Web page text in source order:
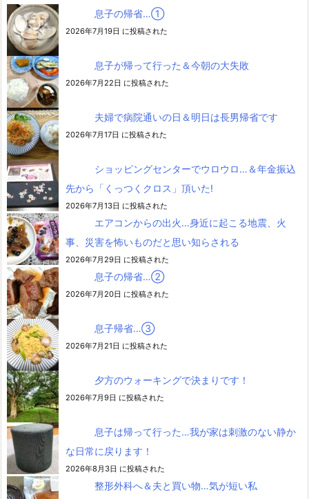
息子の帰省…➀
2026年7月19日 に投稿された
息子が帰って行った＆今朝の大失敗
2026年7月22日 に投稿された
夫婦で病院通いの日＆明日は長男帰省です
2026年7月17日 に投稿された
ショッピングセンターでウロウロ…＆年金振込
先から「くっつくクロス」頂いた!
2026年7月13日 に投稿された
エアコンからの出火…身近に起こる地震、火
事、災害を怖いものだと思い知らされる
2026年7月29日 に投稿された
息子の帰省…②
2026年7月20日 に投稿された
息子帰省…③
2026年7月21日 に投稿された
夕方のウォーキングで決まりです！
2026年7月9日 に投稿された
息子は帰って行った…我が家は刺激のない静か
な日常に戻ります！
2026年8月3日 に投稿された
整形外科へ＆夫と買い物…気が短い私